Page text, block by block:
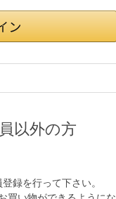
以外の方
録を行って下さい。